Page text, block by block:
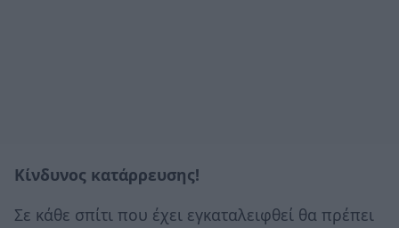
Κίνδυνος κατάρρευσης!
Σε κάθε σπίτι που έχει εγκαταλειφθεί θα πρέπει